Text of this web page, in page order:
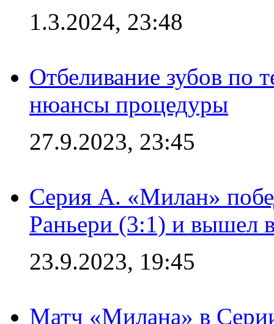
1.3.2024, 23:48
Отбеливание зубов по
нюансы процедуры
27.9.2023, 23:45
Серия А. «Милан»
Раньери (3:1) и вышел
23.9.2023, 19:45
Матч «Милана» в